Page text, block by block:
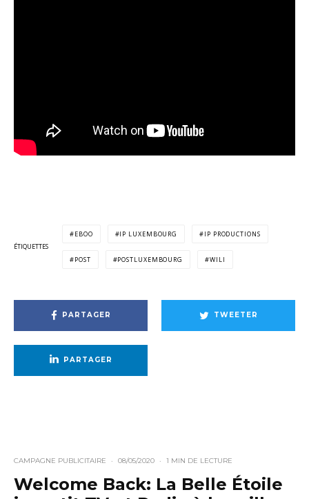
ÉTIQUETTES
EBOO IP LUXEMBOURG IP PRODUCTIONS
POST POSTLUXEMBOURG WILI
PARTAGER TWEETER
PARTAGER
CAMPAGNE PUBLICITAIRE · 08/05/2020 · 1 MIN DE LECTURE
Welcome Back: La Belle Étoile